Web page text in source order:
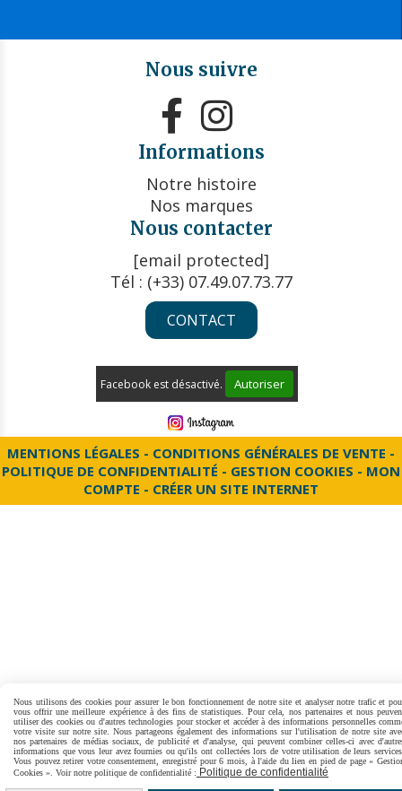
Nous suivre
 
Informations
Notre histoire
Nos marques
Nous contacter
[email protected]
Tél : (+33) 07.49.07.73.77
CONTACT
Facebook est désactivé. Autoriser
MENTIONS LÉGALES
CONDITIONS GÉNÉRALES DE VENTE
POLITIQUE DE CONFIDENTIALITÉ
GESTION COOKIES
MON
COMPTE
CRÉER UN SITE INTERNET
Nous utilisons des cookies pour assurer le bon fonctionnement de notre site et analyser notre trafic et
vous offrir une meilleure expérience à des fins de statistiques. Pour cela, nos partenaires et nous
utiliser des cookies ou d'autres technologies pour stocker et accéder à des informations personnelles
votre visite sur notre site. Nous partageons également des informations sur l'utilisation de notre site
nos partenaires de médias sociaux, de publicité et d'analyse, qui peuvent combiner celles-ci avec
informations que vous leur avez fournies ou qu'ils ont collectées lors de votre utilisation de leurs
Vous pouvez retirer votre consentement, enregistré pour 6 mois, à l'aide du lien en pied de page «
Cookies ». Voir notre politique de confidentialité : Politique de confidentialité